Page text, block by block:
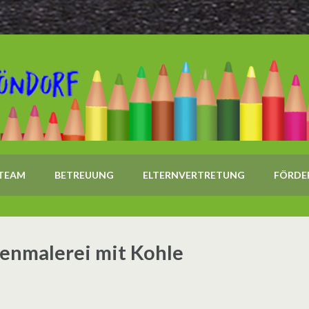
BETREUUNG ELTERNVERTRETUNG
mit Kohle